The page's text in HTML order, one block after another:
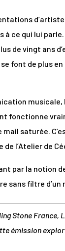
à ce qui lui
de vingt ans
font de plus
musicale,
fonctionne
saturée.
l’Atelier de
par la notion
sans filtre d’un
Stone France,
émission